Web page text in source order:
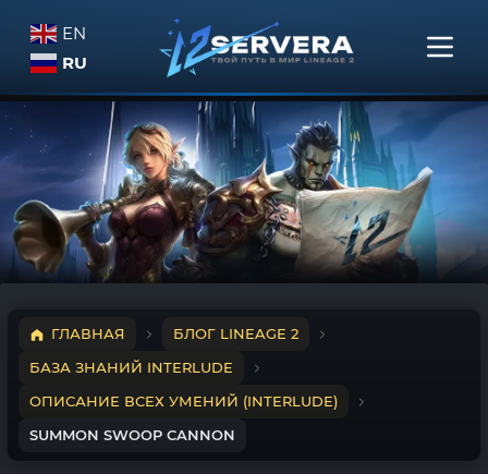
EN
RU
ГЛАВНАЯ
БЛОГ LINEAGE 2
БАЗА ЗНАНИЙ INTERLUDE
ОПИСАНИЕ ВСЕХ УМЕНИЙ (INTERLUDE)
SUMMON SWOOP CANNON